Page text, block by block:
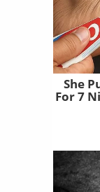
She
For 7